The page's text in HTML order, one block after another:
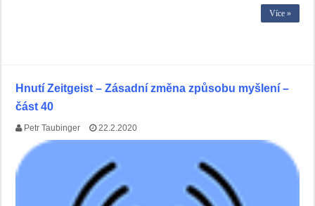
Více »
Hnutí Zeitgeist – Zásadní změna způsobu myšlení –
část 40
Petr Taubinger 22.2.2020